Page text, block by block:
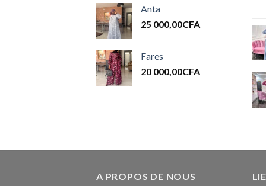
Anta
25 000,00CFA
Fares
20 000,00CFA
A PROPOS DE NOUS